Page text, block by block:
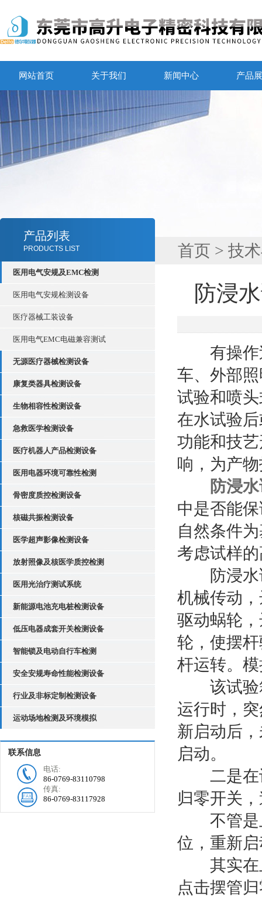
网站首页 关于我们 新闻中心 产品
产品列表
PRODUCTS LIST
医用电气安规及EMC检测
医用电气安规检测设备
医疗器械工装设备
医用电气EMC电磁兼容测试
无源医疗器械检测设备
康复类器具检测设备
生物相容性检测设备
急救医学检测设备
医疗机器人产品检测设备
医用电器环境可靠性检测
骨密度质控检测设备
核磁共振检测设备
医学超声影像检测设备
放射照像及核医学质控检测
医用光治疗测试系统
新能源电池充电桩检测设备
低压电器成套开关检测设备
智能锁及电动自行车检测
安全安规寿命性能检测设备
行业及非标定制检测设备
运动场地检测及环境模拟
联系信息
电话:
86-0769-83110798
传真:
86-0769-83117928
首页 > 技
防浸
有操作过
车、外部
试验和喷
在水试验
功能和技
响，为产
防浸
中是否能
自然条件
考虑试样
防浸水试
机械传动
驱动蜗轮
轮，使摆
杆运转。
该试验箱
运行时，
新启动后
启动。
二是在设
归零开关
不管是上
位，重新
其实在上
点击摆管